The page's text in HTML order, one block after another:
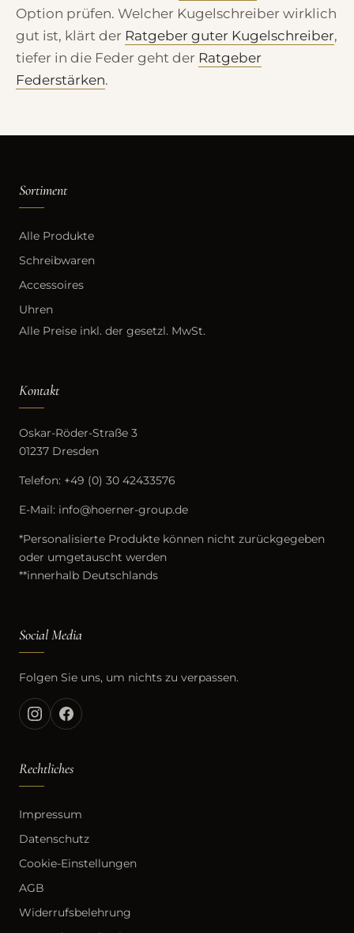
Option prüfen. Welcher Kugelschreiber wirklich
gut ist, klärt der Ratgeber guter Kugelschreiber,
tiefer in die Feder geht der Ratgeber
Federstärken.
Sortiment
Alle Produkte
Schreibwaren
Accessoires
Uhren
Alle Preise inkl. der gesetzl. MwSt.
Kontakt
Oskar-Röder-Straße 3
01237 Dresden
Telefon: +49 (0) 30 42433576
E-Mail: info@hoerner-group.de
*Personalisierte Produkte können nicht zurückgegeben
oder umgetauscht werden
**innerhalb Deutschlands
Social Media
Folgen Sie uns, um nichts zu verpassen.
Rechtliches
Impressum
Datenschutz
Cookie-Einstellungen
AGB
Widerrufsbelehrung